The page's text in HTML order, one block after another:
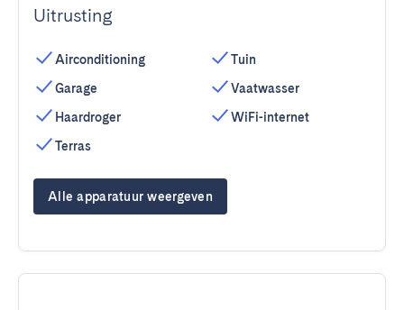
Uitrusting
Airconditioning
Garage
Haardroger
Terras
Tuin
Vaatwasser
WiFi-internet
Alle apparatuur weergeven